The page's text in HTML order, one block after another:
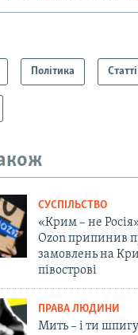
Політика Статті
СУСПІЛЬСТВО
«Крим – не
Ozon припинив
замовлень на
півострові
ПРАВА ЛЮДИНИ
Мить – і ти